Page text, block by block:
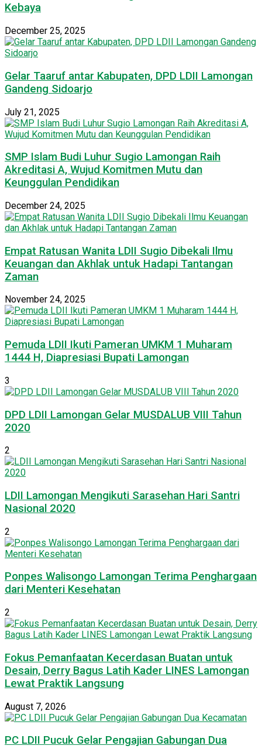
Kebaya
December 25, 2025
Gelar Taaruf antar Kabupaten, DPD LDII Lamongan
Gandeng Sidoarjo
July 21, 2025
SMP Islam Budi Luhur Sugio Lamongan Raih
Akreditasi A, Wujud Komitmen Mutu dan
Keunggulan Pendidikan
December 24, 2025
Empat Ratusan Wanita LDII Sugio Dibekali Ilmu
Keuangan dan Akhlak untuk Hadapi Tantangan
Zaman
November 24, 2025
Pemuda LDII Ikuti Pameran UMKM 1 Muharam
1444 H, Diapresiasi Bupati Lamongan
3
DPD LDII Lamongan Gelar MUSDALUB VIII Tahun
2020
2
LDII Lamongan Mengikuti Sarasehan Hari Santri
Nasional 2020
2
Ponpes Walisongo Lamongan Terima Penghargaan
dari Menteri Kesehatan
2
Fokus Pemanfaatan Kecerdasan Buatan untuk
Desain, Derry Bagus Latih Kader LINES Lamongan
Lewat Praktik Langsung
August 7, 2026
PC LDII Pucuk Gelar Pengajian Gabungan Dua